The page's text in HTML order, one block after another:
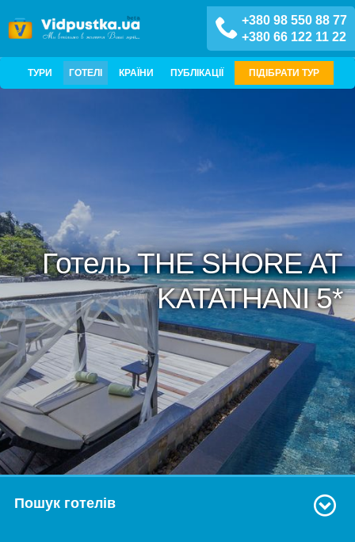
+380 98 550 88 77
+380 66 122 11 22
ТУРИ ГОТЕЛІ КРАЇНИ ПУБЛІКАЦІЇ ПІДІБРАТИ ТУР
Готель THE SHORE AT
KATATHANI 5*
Пошук готелів